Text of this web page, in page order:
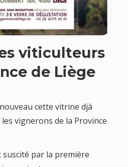
viticulteurs
de Liège
cette vitrine djà
vignerons de la Province
suscité par la première